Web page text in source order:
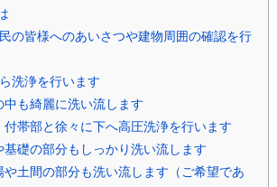
皆様へのあいさつや建物周囲の確認を行
洗浄を行います
も綺麗に洗い流します
帯部と徐々に下へ高圧洗浄を行います
礎の部分もしっかり洗い流します
土間の部分も洗い流します（ご希望であ